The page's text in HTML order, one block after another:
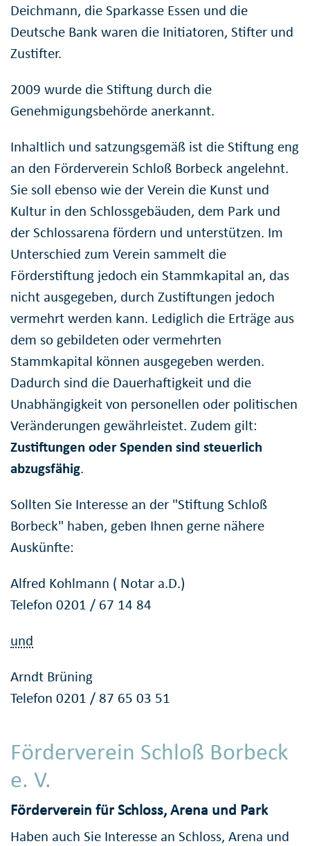
Deichmann, die Sparkasse Essen und die
Deutsche Bank waren die Initiatoren, Stifter und
Zustifter.
2009 wurde die Stiftung durch die
Genehmigungsbehörde anerkannt.
Inhaltlich und satzungsgemäß ist die Stiftung eng
an den Förderverein Schloß Borbeck angelehnt.
Sie soll ebenso wie der Verein die Kunst und
Kultur in den Schlossgebäuden, dem Park und
der Schlossarena fördern und unterstützen. Im
Unterschied zum Verein sammelt die
Förderstiftung jedoch ein Stammkapital an, das
nicht ausgegeben, durch Zustiftungen jedoch
vermehrt werden kann. Lediglich die Erträge aus
dem so gebildeten oder vermehrten
Stammkapital können ausgegeben werden.
Dadurch sind die Dauerhaftigkeit und die
Unabhängigkeit von personellen oder politischen
Veränderungen gewährleistet. Zudem gilt:
Zustiftungen oder Spenden sind steuerlich
abzugsfähig.
Sollten Sie Interesse an der "Stiftung Schloß
Borbeck" haben, geben Ihnen gerne nähere
Auskünfte:
Alfred Kohlmann ( Notar a.D.)
Telefon 0201 / 67 14 84
und
Arndt Brüning
Telefon 0201 / 87 65 03 51
Förderverein Schloß Borbeck
e. V.
Förderverein für Schloss, Arena und Park
Haben auch Sie Interesse an Schloss, Arena und